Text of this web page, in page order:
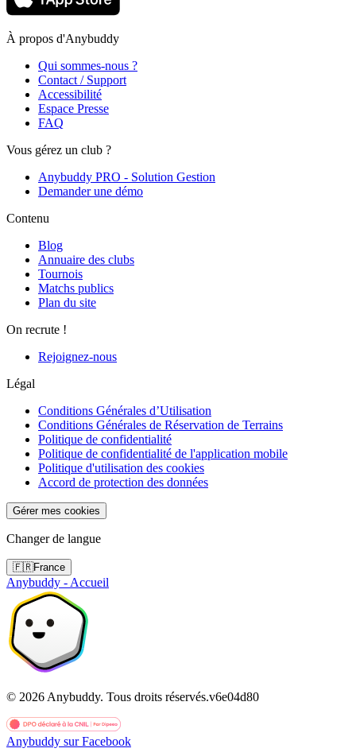
À propos d'Anybuddy
Qui sommes-nous ?
Contact / Support
Accessibilité
Espace Presse
FAQ
Vous gérez un club ?
Anybuddy PRO - Solution Gestion
Demander une démo
Contenu
Blog
Annuaire des clubs
Tournois
Matchs publics
Plan du site
On recrute !
Rejoignez-nous
Légal
Conditions Générales d’Utilisation
Conditions Générales de Réservation de Terrains
Politique de confidentialité
Politique de confidentialité de l'application mobile
Politique d'utilisation des cookies
Accord de protection des données
Gérer mes cookies
Changer de langue
🇫🇷France
Anybuddy - Accueil
© 2026 Anybuddy. Tous droits réservés.v6e04d80
Anybuddy sur Facebook